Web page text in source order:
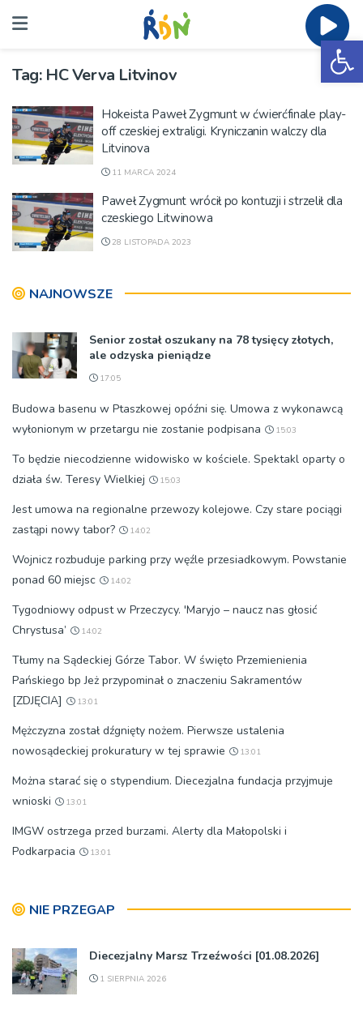
Tag: HC Verva Litvinov
Hokeista Paweł Zygmunt w ćwierćfinale play-
off czeskiej extraligi. Kryniczanin walczy dla
Litvinova
11 MARCA 2024
Paweł Zygmunt wrócił po kontuzji i strzelił dla
czeskiego Litwinowa
28 LISTOPADA 2023
NAJNOWSZE
Senior został oszukany na 78 tysięcy złotych,
ale odzyska pieniądze
17:05
Budowa basenu w Ptaszkowej opóźni się. Umowa z wykonawcą
wyłonionym w przetargu nie zostanie podpisana
15:03
To będzie niecodzienne widowisko w kościele. Spektakl oparty o
działa św. Teresy Wielkiej
15:03
Jest umowa na regionalne przewozy kolejowe. Czy stare pociągi
zastąpi nowy tabor?
14:02
Wojnicz rozbuduje parking przy węźle przesiadkowym. Powstanie
ponad 60 miejsc
14:02
Tygodniowy odpust w Przeczycy. 'Maryjo – naucz nas głosić
Chrystusa’
14:02
Tłumy na Sądeckiej Górze Tabor. W święto Przemienienia
Pańskiego bp Jeż przypominał o znaczeniu Sakramentów
[ZDJĘCIA]
13:01
Mężczyzna został dźgnięty nożem. Pierwsze ustalenia
nowosądeckiej prokuratury w tej sprawie
13:01
Można starać się o stypendium. Diecezjalna fundacja przyjmuje
wnioski
13:01
IMGW ostrzega przed burzami. Alerty dla Małopolski i
Podkarpacia
13:01
NIE PRZEGAP
Diecezjalny Marsz Trzeźwości [01.08.2026]
1 SIERPNIA 2026